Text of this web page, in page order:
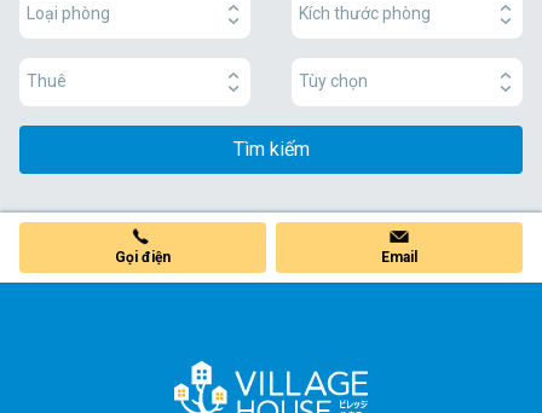
Loại phòng Kích thước phòng
Thuê Tùy chọn
Tìm kiếm
Gọi điện Email